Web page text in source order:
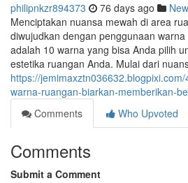
philipnkzr894373 76 days ago
Menciptakan nuansa mewah di area
diwujudkan dengan penggunaan
adalah 10 warna yang bisa Anda pilih
estetika ruangan Anda. Mulai dari
https://
warna-ruangan-biarkan-memberikan-
Comments
Who Upvoted
Comments
Submit a Comment